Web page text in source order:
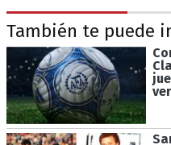
También te puede